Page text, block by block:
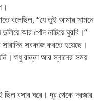
বলেছিল, “যে তুই আমার সামনে
আর পোঁদ নাচিয়ে ঘুরবি।“
সবকাজ করতে হয়েছে।
শুধু রান্না আর স্নানের সময়
ছিল বসার ঘরে। দূর থেকে দরজার